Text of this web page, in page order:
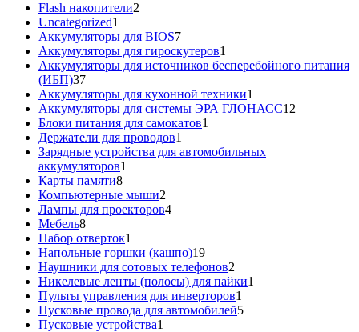
Flash накопители2
Uncategorized1
товар
Аккумуляторы для BIOS77
товаров
Аккумуляторы для гироскутеров1
товар
Аккумуляторы для источников бесперебойного питания
(ИБП)3737
товаров
Аккумуляторы для кухонной техники1
товар
Аккумуляторы для системы ЭРА ГЛОНАСС12
Блоки питания для самокатов1
Держатели для проводов1
товар
Зарядные устройства для автомобильных
аккумуляторов1
Карты памяти88
товаров
Компьютерные мыши2
товара
Лампы для проекторов44
Мебель88
товаров
Набор отверток1
товар
Напольные горшки (кашпо)1919
товаров
Наушники для сотовых телефонов2
товара
Никелевые ленты (полосы) для пайки1
Пульты управления для инверторов1
товар
Пусковые провода для автомобилей55
Пусковые устройства1